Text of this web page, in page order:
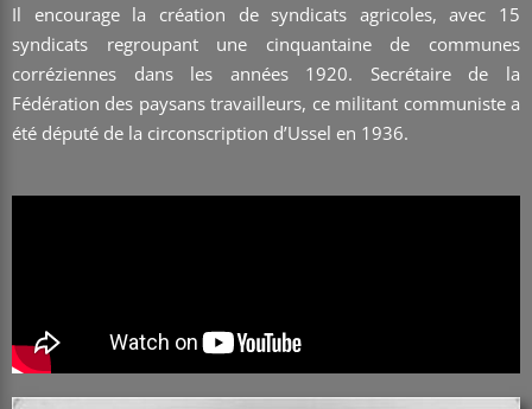
Il encourage la création de syndicats agricoles, avec 15
syndicats regroupant une cinquantaine de communes
corréziennes dans les années 1920. Secrétaire de la
Fédération des paysans travailleurs, ce militant communiste a
été député de la circonscription d’Ussel en 1936.